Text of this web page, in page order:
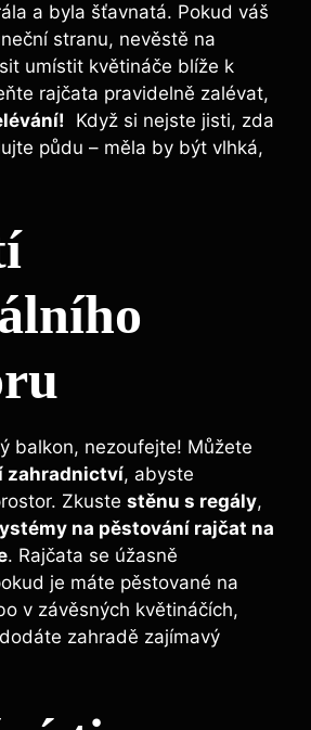
a byla šťavnatá. Pokud váš⁣
‍stranu, ⁢nevěstě‍ na
umístit květináče blíže k
rajčata pravidelně zalévat,
​ Když si nejste jisti, zda
půdu – ⁤měla by být vlhká,
balkon, nezoufejte! Můžete
zahradnictví, abyste​
Zkuste​ stěnu s regály,
na ​pěstování rajčat na‌
. ⁢Rajčata se‍ úžasně
je máte pěstované na
v závěsných květináčích,
zahradě zajímavý